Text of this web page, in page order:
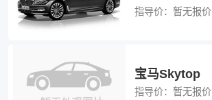
指导价： 暂无报价
宝马Skytop
指导价： 暂无报价